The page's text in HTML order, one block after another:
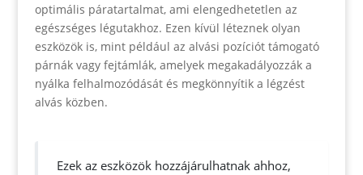
optimális páratartalmat, ami elengedhetetlen az
egészséges légutakhoz. Ezen kívül léteznek olyan
eszközök is, mint például az alvási pozíciót támogató
párnák vagy fejtámlák, amelyek megakadályozzák a
nyálka felhalmozódását és megkönnyítik a légzést
alvás közben.
Ezek az eszközök hozzájárulhatnak ahhoz,